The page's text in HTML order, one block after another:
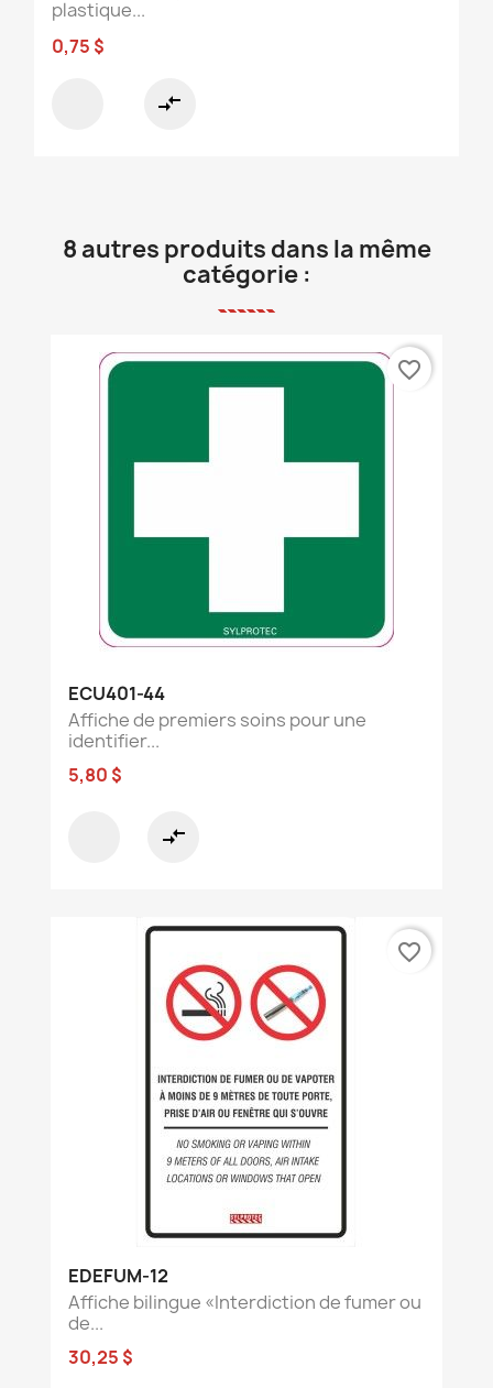
plastique...
0,75 $
compare_arrows
8 autres produits dans la même
catégorie :
ECU401-44
Affiche de premiers soins pour une
identifier...
5,80 $
compare_arrows
favorite_border
EDEFUM-12
Affiche bilingue «Interdiction de fumer ou
de...
30,25 $
favorite_border